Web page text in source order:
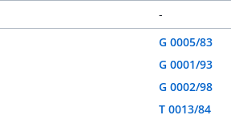
-
G 0005/83
G 0001/93
G 0002/98
T 0013/84